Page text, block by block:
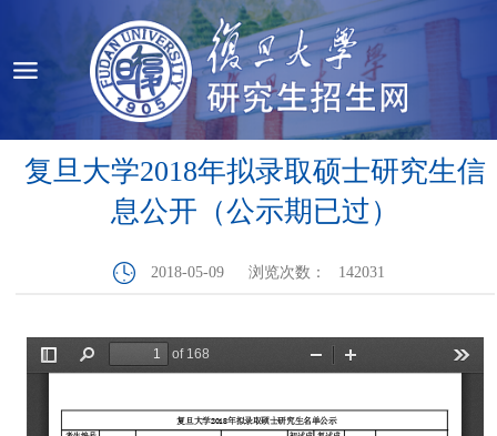
复旦大学2018年拟录取硕士研究生信
息公开（公示期已过）
2018-05-09 浏览次数： 142031